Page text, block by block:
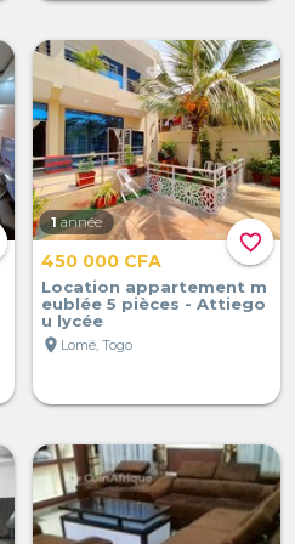
favorite_border
1 année
450 000 CFA
Location appartement m
eublée 5 pièces - Attiego
u lycée
location_on Lomé, Togo